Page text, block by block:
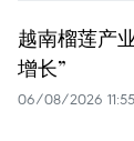
越南榴莲产
增长”
06/08/2026 11:55